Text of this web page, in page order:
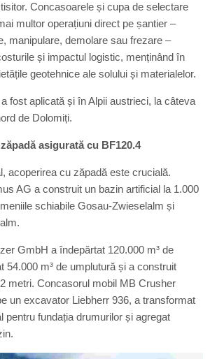
Concasoarele și cupa de selectare
multor operațiuni direct pe șantier –
manipulare, demolare sau frezare –
și impactul logistic, menținând în
geotehnice ale solului și materialelor.
fost aplicată și în Alpii austrieci, la câteva
de Dolomiți.
asigurată cu BF120.4
acoperirea cu zăpadă este crucială.
AG a construit un bazin artificial la 1.000
schiabile Gosau-Zwieselalm și
GmbH a îndepărtat 120.000 m³ de
54.000 m³ de umplutură și a construit
metri. Concasorul mobil MB Crusher
un excavator Liebherr 936, a transformat
pentru fundația drumurilor și agregat